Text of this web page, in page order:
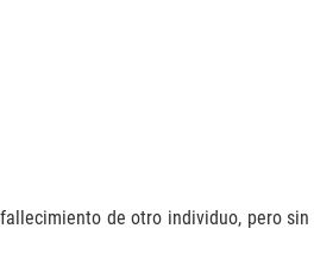
de otro individuo, pero